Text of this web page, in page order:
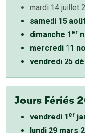
mardi 14 juillet
samedi 15
dimanche 1 er
mercredi 11
vendredi 25
Jours Fériés
vendredi 1 er
lundi 29 mars